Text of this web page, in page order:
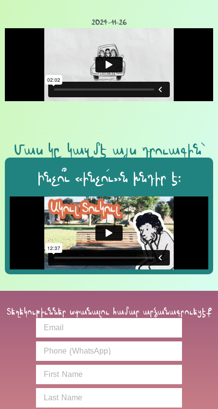
2024-11-26
Մաս կը կազմէ այս դրուագին՝
Ինչո՞ւ «ինչո՛ւ»ն խնդիր է։
Տեղեկութիւններ ստանալու համար արձանագրուեցէք